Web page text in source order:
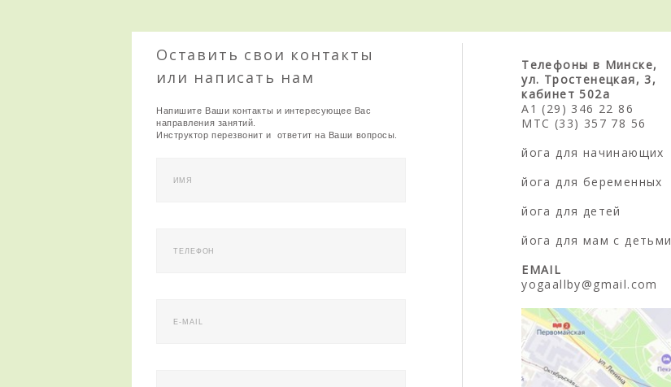
Оставить свои контакты
или написать нам
Напишите Ваши контакты и интересующее Вас
направления занятий.
Инструктор перезвонит и ответит на Ваши вопросы.
ИМЯ
ТЕЛЕФОН
E-MAIL
Телефоны в Минске,
ул. Тростенецкая, 3,
кабинет 502а
А1 (29) 346 22 86
МТС (33) 357 78 56
йога для начинающих
йога для беременных
йога для детей
йога для мам с детьми
EMAIL
yogaallby@gmail.com